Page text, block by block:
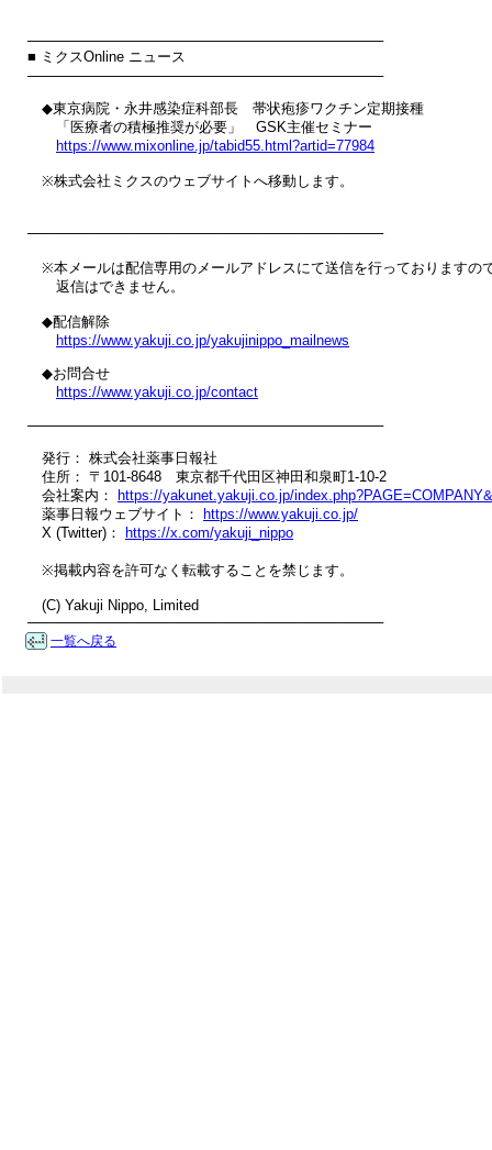
────────────────────────────────────
■ ミクスOnline ニュース
────────────────────────────────────
◆東京病院・永井感染症科部長　帯状疱疹ワクチン定期接種
「医療者の積極推奨が必要」　GSK主催セミナー
https://www.mixonline.jp/tabid55.html?artid=77984
※株式会社ミクスのウェブサイトへ移動します。
────────────────────────────────────
※本メールは配信専用のメールアドレスにて送信を行っておりますの
返信はできません。
◆配信解除
https://www.yakuji.co.jp/yakujinippo_mailnews
◆お問合せ
https://www.yakuji.co.jp/contact
────────────────────────────────────
発行： 株式会社薬事日報社
住所： 〒101-8648　東京都千代田区神田和泉町1-10-2
会社案内：
https://yakunet.yakuji.co.jp/
薬事日報ウェブサイト：
https://www.yakuji.co.jp/
X (Twitter)：
https://x.com/yakuji_nippo
※掲載内容を許可なく転載することを禁じます。
(C) Yakuji Nippo, Limited
────────────────────────────────────
一覧へ戻る